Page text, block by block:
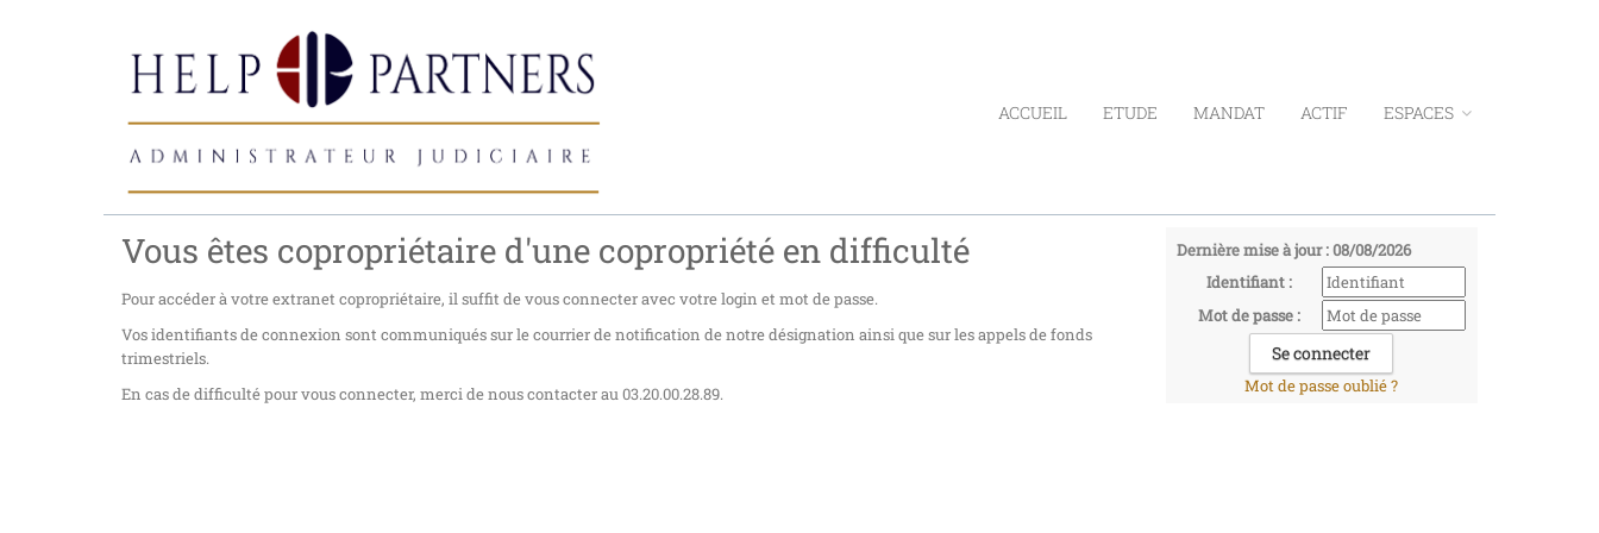
ACCUEIL ETUDE MANDAT ACTIF ESPACES
Dernière mise à jour : 08/08/2026
Identifiant :
Mot de passe :
Mot de passe oublié ?
Vous êtes copropriétaire d'une copropriété en difficulté
Pour accéder à votre extranet copropriétaire, il suffit de vous connecter avec votre login et mot de passe.
Vos identifiants de connexion sont communiqués sur le courrier de notification de notre désignation ainsi que sur les appels de fonds
trimestriels.
En cas de difficulté pour vous connecter, merci de nous contacter au 03.20.00.28.89.